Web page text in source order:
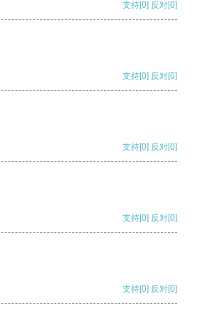
支持[0] 反对[0]
支持[0] 反对[0]
支持[0] 反对[0]
支持[0] 反对[0]
支持[0] 反对[0]